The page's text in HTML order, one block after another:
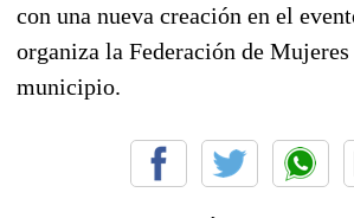
con una nueva creación en el
organiza la Federación de Mujeres
municipio.